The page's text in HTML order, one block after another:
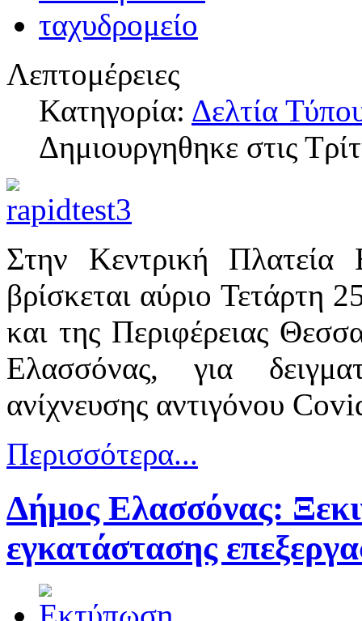
Λεπτομέρειες
Κατηγορία: Δελτία
Δημιουργηθηκε στις
Στην Κεντρική
βρίσκεται αύριο Τετάρτη
και της Περιφέρειας
Ελασσόνας, για
ανίχνευσης αντιγόνου
Περισσότερα...
Δήμος Ελασσόνας:
εγκατάστασης